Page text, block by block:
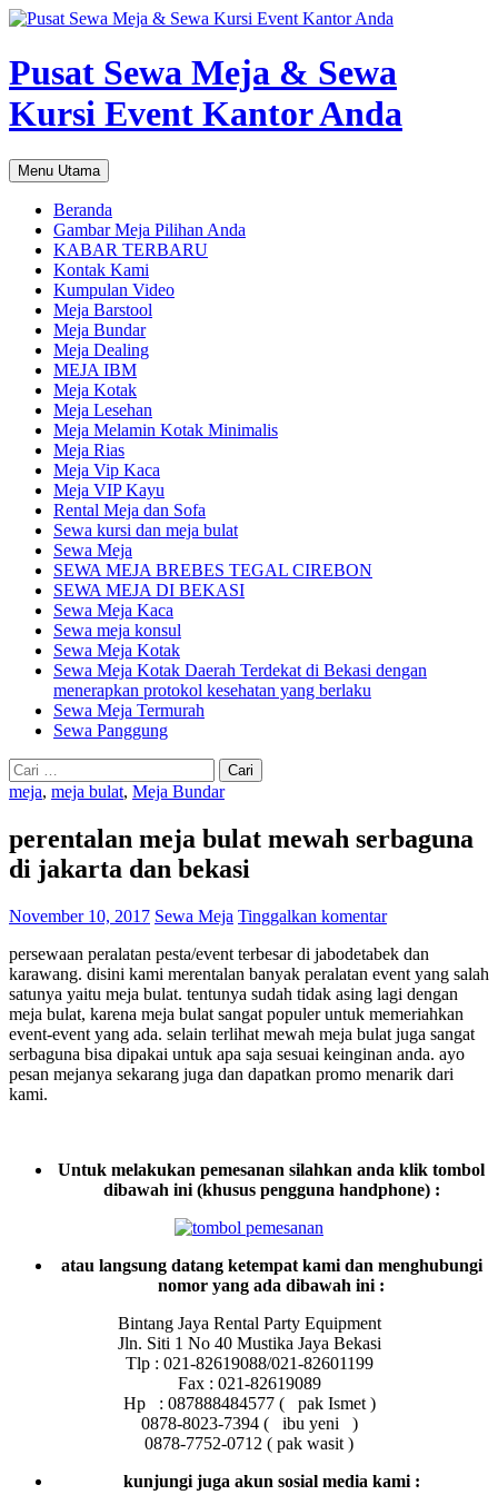
Pusat Sewa Meja & Sewa
Kursi Event Kantor Anda
Cari
Menu Utama Langsung
ke
isi
Beranda
Gambar Meja Pilihan Anda
KABAR TERBARU
Kontak Kami
Kumpulan Video
Meja Barstool
Meja Bundar
Meja Dealing
MEJA IBM
Meja Kotak
Meja Lesehan
Meja Melamin Kotak Minimalis
Meja Rias
Meja Vip Kaca
Meja VIP Kayu
Rental Meja dan Sofa
Sewa kursi dan meja bulat
Sewa Meja
SEWA MEJA BREBES TEGAL CIREBON
SEWA MEJA DI BEKASI
Sewa Meja Kaca
Sewa meja konsul
Sewa Meja Kotak
Sewa Meja Kotak Daerah Terdekat di Bekasi dengan
menerapkan protokol kesehatan yang berlaku
Sewa Meja Termurah
Sewa Panggung
Cari
untuk:
meja, meja bulat, Meja Bundar
perentalan meja bulat mewah serbaguna
di jakarta dan bekasi
November 10, 2017 Sewa Meja Tinggalkan komentar
persewaan peralatan pesta/event terbesar di jabodetabek dan
karawang. disini kami merentalan banyak peralatan event yang salah
satunya yaitu meja bulat. tentunya sudah tidak asing lagi dengan
meja bulat, karena meja bulat sangat populer untuk memeriahkan
event-event yang ada. selain terlihat mewah meja bulat juga sangat
serbaguna bisa dipakai untuk apa saja sesuai keinginan anda. ayo
pesan mejanya sekarang juga dan dapatkan promo menarik dari
kami.
Untuk melakukan pemesanan silahkan anda klik tombol
dibawah ini (khusus pengguna handphone) :
atau langsung datang ketempat kami dan menghubungi
nomor yang ada dibawah ini :
Bintang Jaya Rental Party Equipment
Jln. Siti 1 No 40 Mustika Jaya Bekasi
Tlp : 021-82619088/021-82601199
Fax : 021-82619089
Hp : 087888484577 ( pak Ismet )
0878-8023-7394 ( ibu yeni )
0878-7752-0712 ( pak wasit )
kunjungi juga akun sosial media kami :